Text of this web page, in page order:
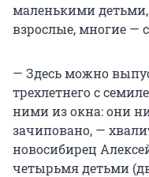
маленькими
взрослые, многие —
— Здесь можно
трехлетнего с
ними из окна: они
зачиповано, —
новосибирец
четырьмя детьми